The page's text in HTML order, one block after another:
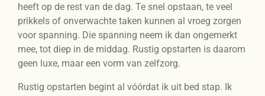
heeft op de rest van de dag. Te snel opstaan, te veel
prikkels of onverwachte taken kunnen al vroeg zorgen
voor spanning. Die spanning neem ik dan ongemerkt
mee, tot diep in de middag. Rustig opstarten is daarom
geen luxe, maar een vorm van zelfzorg.
Rustig opstarten begint al vóórdat ik uit bed stap. Ik